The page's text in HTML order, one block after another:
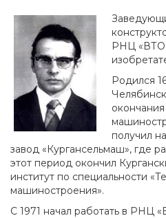
РНЦ
Родился
получил
завод «Кургансельмаш», где
этот период окончил
институт по специальности
машиностроения».
С 1971 начал работать в РНЦ